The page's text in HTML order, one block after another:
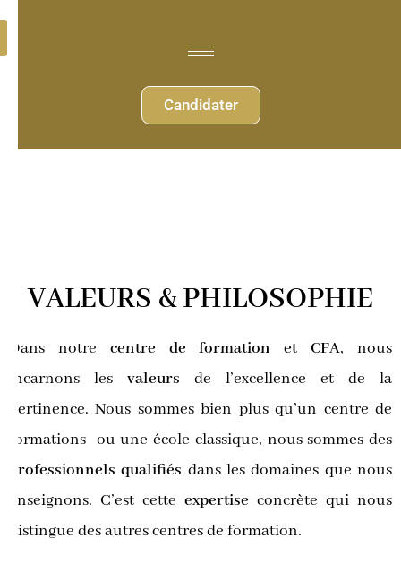
Candidater
VALEURS & PHILOSOPHIE
Dans notre centre de formation et CFA, nous
incarnons les valeurs de l’excellence et de la
pertinence. Nous sommes bien plus qu’un centre de
formations ou une école classique, nous sommes des
professionnels qualifiés dans les domaines que nous
enseignons. C’est cette expertise concrète qui nous
distingue des autres centres de formation.